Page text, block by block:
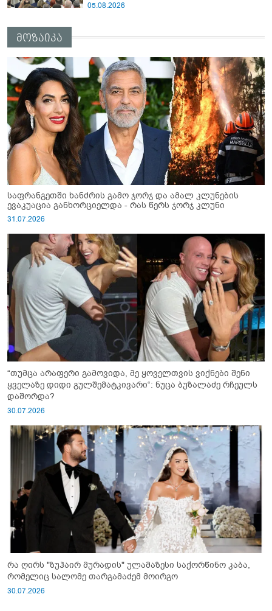
05.08.2026
მოზაიკა
საფრანგეთში ხანძრის გამო ჯორჯ და ამალ კლუნების
ევაკუაცია განხორციელდა - რას წერს ჯორჯ კლუნი
31.07.2026
“თუმცა არაფერი გამოვიდა, მე ყოველთვის ვიქნები შენი
ყველაზე დიდი გულშემატკივარი“: ნუცა ბუზალაძე რჩეულს
დაშორდა?
30.07.2026
რა ღირს "ზუჰაირ მურადის" ულამაზესი საქორწინო კაბა,
რომელიც სალომე თარგამაძემ მოირგო
30.07.2026